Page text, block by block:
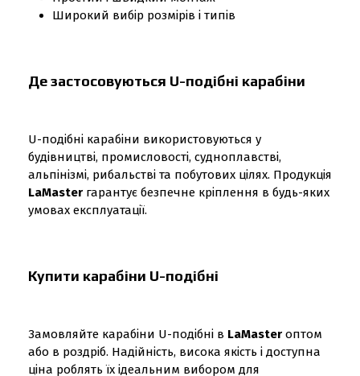
Широкий вибір розмірів і типів
Де застосовуються U-подібні карабіни
U-подібні карабіни використовуються у
будівництві, промисловості, судноплавстві,
альпінізмі, рибальстві та побутових цілях. Продукція
LaMaster гарантує безпечне кріплення в будь-яких
умовах експлуатації.
Купити карабіни U-подібні
Замовляйте карабіни U-подібні в LaMaster оптом
або в роздріб. Надійність, висока якість і доступна
ціна роблять їх ідеальним вибором для